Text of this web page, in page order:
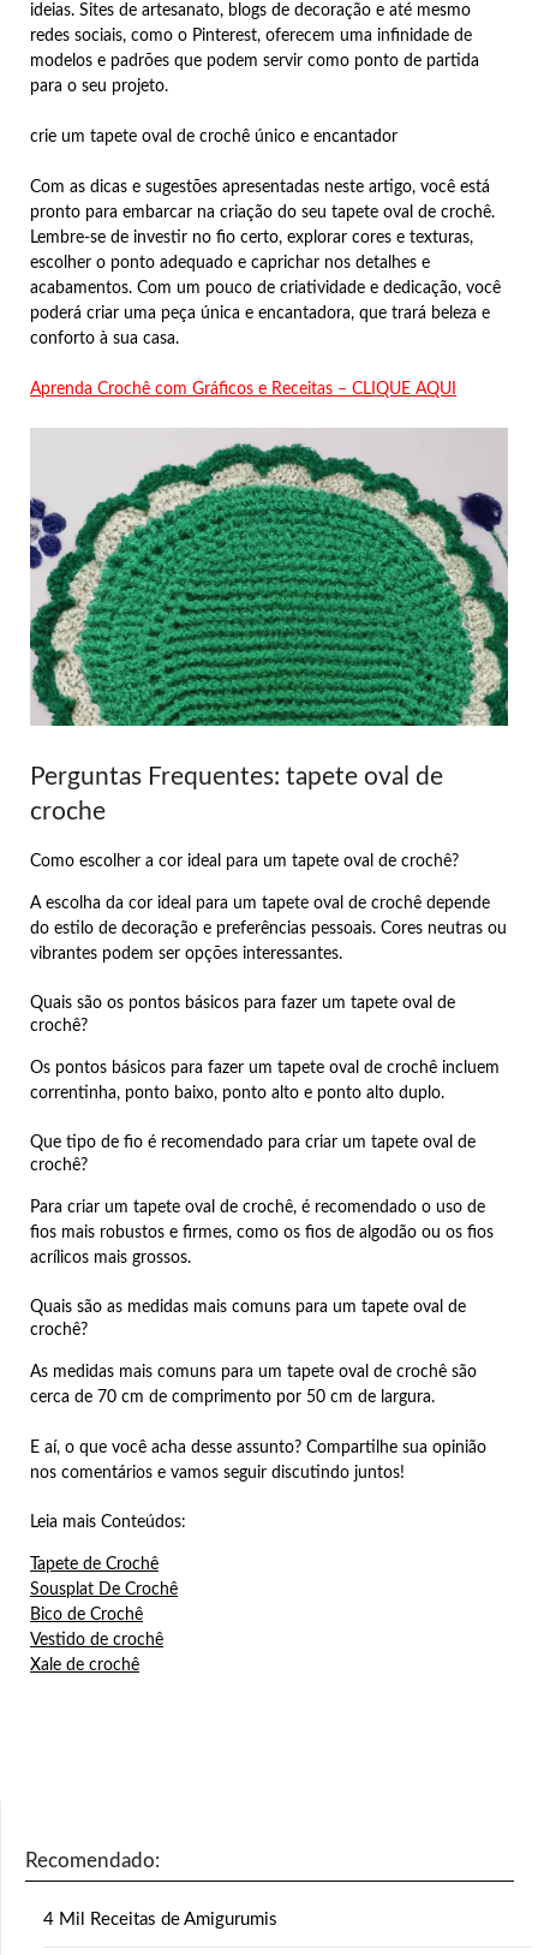
ideias. Sites de artesanato, blogs de decoração e até mesmo
redes sociais, como o Pinterest, oferecem uma infinidade de
modelos e padrões que podem servir como ponto de partida
para o seu projeto.
crie um tapete oval de crochê único e encantador
Com as dicas e sugestões apresentadas neste artigo, você está
pronto para embarcar na criação do seu tapete oval de crochê.
Lembre-se de investir no fio certo, explorar cores e texturas,
escolher o ponto adequado e caprichar nos detalhes e
acabamentos. Com um pouco de criatividade e dedicação, você
poderá criar uma peça única e encantadora, que trará beleza e
conforto à sua casa.
Aprenda Crochê com Gráficos e Receitas – CLIQUE AQUI
Perguntas Frequentes: tapete oval de
croche
Como escolher a cor ideal para um tapete oval de crochê?
A escolha da cor ideal para um tapete oval de crochê depende
do estilo de decoração e preferências pessoais. Cores neutras ou
vibrantes podem ser opções interessantes.
Quais são os pontos básicos para fazer um tapete oval de
crochê?
Os pontos básicos para fazer um tapete oval de crochê incluem
correntinha, ponto baixo, ponto alto e ponto alto duplo.
Que tipo de fio é recomendado para criar um tapete oval de
crochê?
Para criar um tapete oval de crochê, é recomendado o uso de
fios mais robustos e firmes, como os fios de algodão ou os fios
acrílicos mais grossos.
Quais são as medidas mais comuns para um tapete oval de
crochê?
As medidas mais comuns para um tapete oval de crochê são
cerca de 70 cm de comprimento por 50 cm de largura.
E aí, o que você acha desse assunto? Compartilhe sua opinião
nos comentários e vamos seguir discutindo juntos!
Leia mais Conteúdos:
Tapete de Crochê
Sousplat De Crochê
Bico de Crochê
Vestido de crochê
Xale de crochê
Recomendado:
4 Mil Receitas de Amigurumis